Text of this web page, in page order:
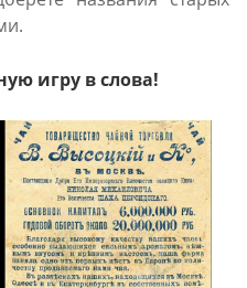
игру в слова!